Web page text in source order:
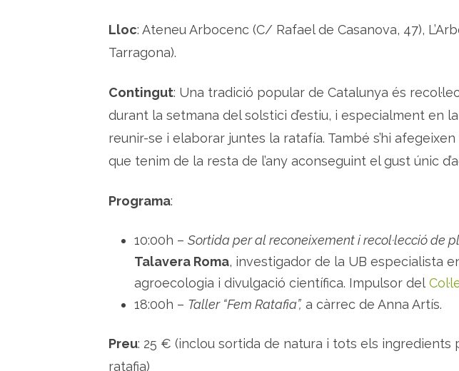
x
,
r
c
l
e
p
a
n
t
e
p
a
f
Lloc: Ateneu Arbocenc (C/ Rafael de Casanova, 47),
Tarragona).
Contingut: Una tradició popular de Catalunya és
durant la setmana del solstici d’estiu, i especialment en
reunir-se i elaborar juntes la ratafía. També s’hi
que tenim de la resta de l’any aconseguint el gust únic
Programa:
10:00h – Sortida per al reconeixement i recol·lecció de
Talavera Roma, investigador de la UB especialista
agroecologia i divulgació científica. Impulsor del
18:00h – Taller “Fem Ratafia”, a càrrec de Anna Artís.
Preu: 25 € (inclou sortida de natura i tots els ingredients
ratafia)